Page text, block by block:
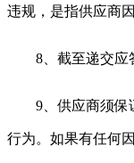
违规，是指供应商
8、截至递交应
9、供应商须保
行为。如果有任何